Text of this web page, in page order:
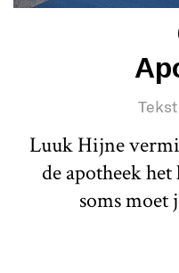
Tekst
Luuk Hijne
de apotheek
soms moet